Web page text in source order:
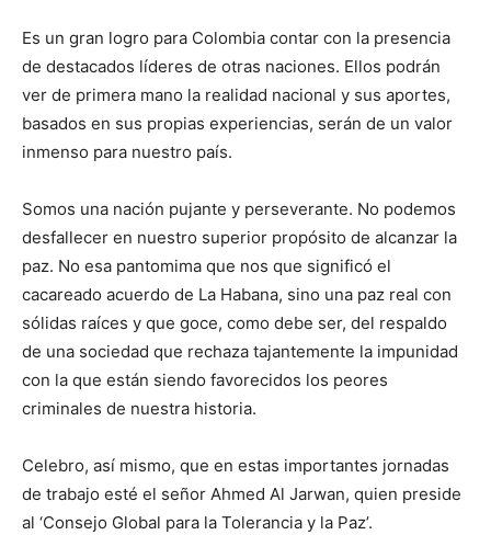
Es un gran logro para Colombia contar con la presencia
de destacados líderes de otras naciones. Ellos podrán
ver de primera mano la realidad nacional y sus aportes,
basados en sus propias experiencias, serán de un valor
inmenso para nuestro país.
Somos una nación pujante y perseverante. No podemos
desfallecer en nuestro superior propósito de alcanzar la
paz. No esa pantomima que nos que significó el
cacareado acuerdo de La Habana, sino una paz real con
sólidas raíces y que goce, como debe ser, del respaldo
de una sociedad que rechaza tajantemente la impunidad
con la que están siendo favorecidos los peores
criminales de nuestra historia.
Celebro, así mismo, que en estas importantes jornadas
de trabajo esté el señor Ahmed Al Jarwan, quien preside
al ‘Consejo Global para la Tolerancia y la Paz’.